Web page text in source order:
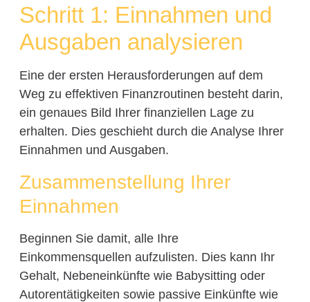
Schritt 1: Einnahmen und
Ausgaben analysieren
Eine der ersten Herausforderungen auf dem
Weg zu effektiven Finanzroutinen besteht darin,
ein genaues Bild Ihrer finanziellen Lage zu
erhalten. Dies geschieht durch die Analyse Ihrer
Einnahmen und Ausgaben.
Zusammenstellung Ihrer
Einnahmen
Beginnen Sie damit, alle Ihre
Einkommensquellen aufzulisten. Dies kann Ihr
Gehalt, Nebeneinkünfte wie Babysitting oder
Autorentätigkeiten sowie passive Einkünfte wie